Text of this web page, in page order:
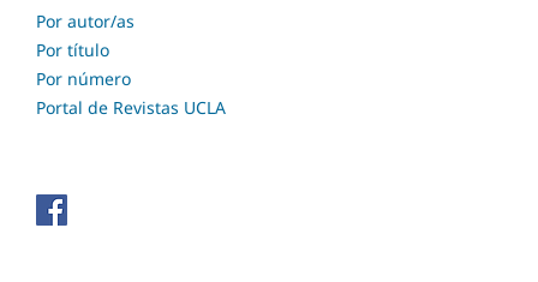
Por autor/as
Por título
Por número
Portal de Revistas UCLA